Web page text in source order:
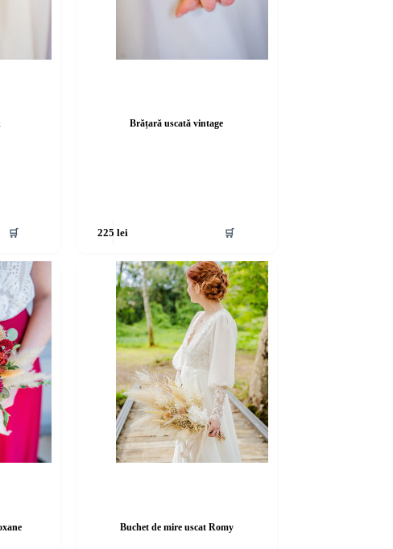
🛒
Brățară uscată vintage
225lei 🛒
Buchet de mire uscat Romy